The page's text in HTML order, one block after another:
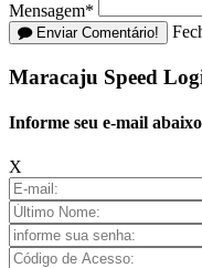
Mensagem*
Enviar Comentário!
Maracaju Speed
Informe seu e-mail
X